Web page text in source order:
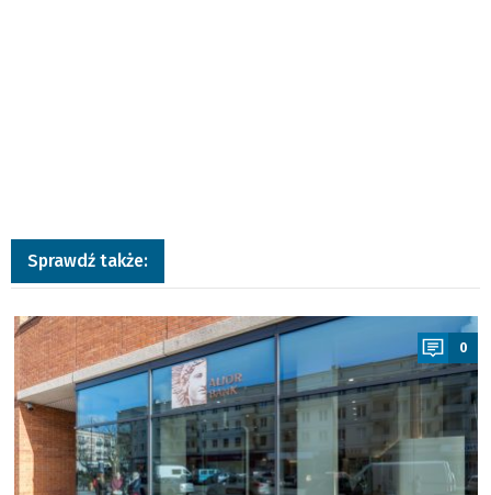
Sprawdź także:
a
0